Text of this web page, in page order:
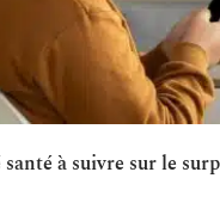
santé à suivre sur le